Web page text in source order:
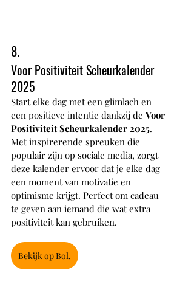
8.
Voor Positiviteit Scheurkalender
2025
Start elke dag met een glimlach en
een positieve intentie dankzij de Voor
Positiviteit Scheurkalender 2025.
Met inspirerende spreuken die
populair zijn op sociale media, zorgt
deze kalender ervoor dat je elke dag
een moment van motivatie en
optimisme krijgt. Perfect om cadeau
te geven aan iemand die wat extra
positiviteit kan gebruiken.
Bekijk op Bol.